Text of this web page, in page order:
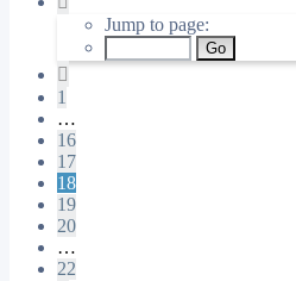
18
22
Jump to page:
Previous
1
…
16
17
18
19
20
…
22